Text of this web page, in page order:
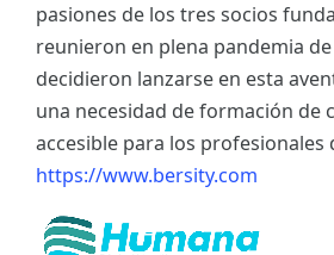
pasiones de los tres socios
reunieron en plena pandemia de
decidieron lanzarse en esta
una necesidad de formación de
accesible para los profesionales
https://www.bersity.com